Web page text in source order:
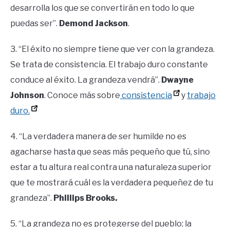
desarrolla los que se convertirán en todo lo que
puedas ser”. Demond Jackson.
3. “El éxito no siempre tiene que ver con la grandeza.
Se trata de consistencia. El trabajo duro constante
conduce al éxito. La grandeza vendrá”. Dwayne
Johnson. Conoce más sobre consistencia y trabajo
duro.
4. “La verdadera manera de ser humilde no es
agacharse hasta que seas más pequeño que tú, sino
estar a tu altura real contra una naturaleza superior
que te mostrará cuál es la verdadera pequeñez de tu
grandeza”. Phillips Brooks.
5. “La grandeza no es protegerse del pueblo; la